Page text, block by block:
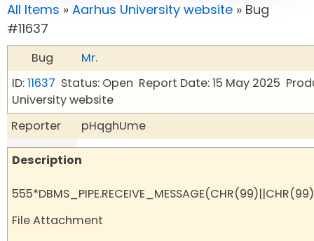
All Items » Aarhus University website » Bug
#11637
Bug
Mr.
ID:11637 Status: Open Report Date: 15 May 2025
University website
Reporter
pHqghUme
Description
File Attachment